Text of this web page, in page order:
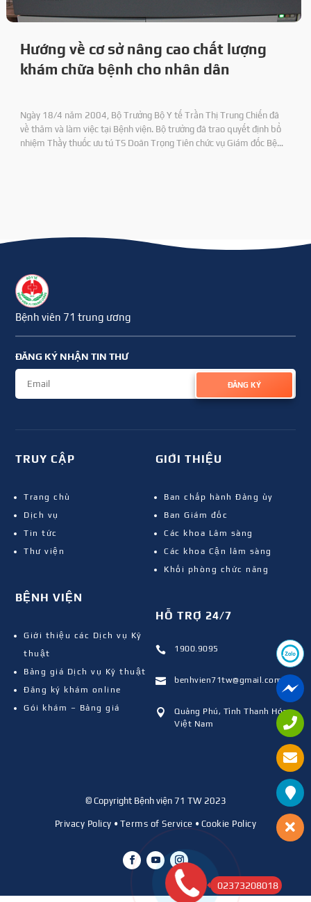
Hướng về cơ sở nâng cao chất lượng
khám chữa bệnh cho nhân dân
Ngày 18/4 năm 2004, Bộ Trưởng Bộ Y tế Trần Thị Trung Chiến đã
về thăm và làm việc tại Bệnh viện. Bộ trưởng đã trao quyết định bổ
nhiệm Thầy thuốc ưu tú TS Doãn Trọng Tiên chức vụ Giám đốc Bệnh
Bệnh viên 71 trung ương
ĐĂNG KÝ NHẬN TIN THƯ
ĐĂNG KÝ
TRUY CẬP
Trang chủ
Dịch vụ
Tin tức
Thư viện
BỆNH VIỆN
Giới thiệu các Dịch vụ Kỹ
thuật
Bảng giá Dịch vụ Kỹ thuật
Đăng ký khám online
Gói khám – Bảng giá
GIỚI THIỆU
Ban chấp hành Đảng ủy
Ban Giám đốc
Các khoa Lâm sàng
Các khoa Cận lâm sàng
Khối phòng chức năng
HỖ TRỢ 24/7
 1900.9095
 benhvien71tw@gmail.com

Quảng Phú, Tỉnh Thanh Hóa,
Việt Nam
© Copyright Bệnh viện 71 TW 2023
Privacy Policy • Terms of Service • Cookie Policy
02373208018